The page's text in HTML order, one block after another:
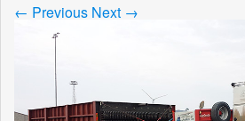
← Previous Next →